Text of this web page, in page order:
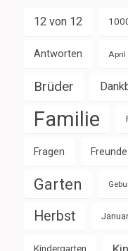
12 von 12
Antworten April
Brüder
Familie
Fragen Freunde
Garten
Herbst Januar
Kindergarten